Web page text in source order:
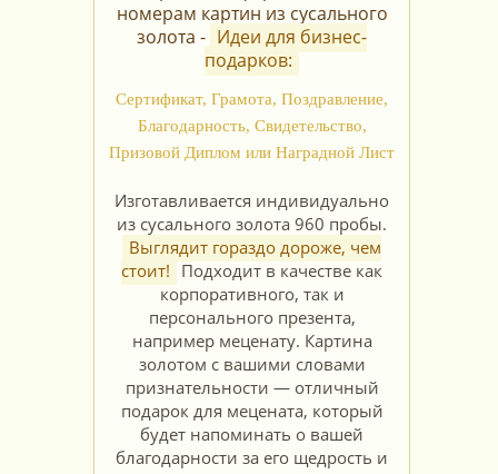
номерам картин из сусального
золота - Идеи для бизнес-
подарков:
Сертификат, Грамота, Поздравление,
Благодарность, Свидетельство,
Призовой Диплом или Наградной Лист
Изготавливается индивидуально
из сусального золота 960 пробы.
Выглядит гораздо дороже, чем
стоит! Подходит в качестве как
корпоративного, так и
персонального презента,
например меценату. Картина
золотом с вашими словами
признательности — отличный
подарок для мецената, который
будет напоминать о вашей
благодарности за его щедрость и